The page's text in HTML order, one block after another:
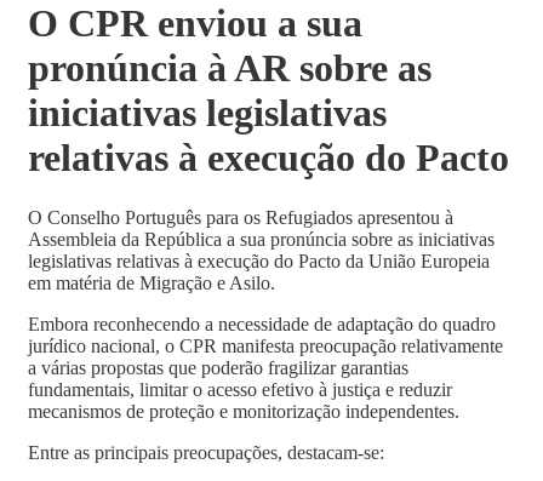
O CPR enviou a sua
pronúncia à AR sobre as
iniciativas legislativas
relativas à execução do Pacto
O Conselho Português para os Refugiados apresentou à
Assembleia da República a sua pronúncia sobre as iniciativas
legislativas relativas à execução do Pacto da União Europeia
em matéria de Migração e Asilo.
Embora reconhecendo a necessidade de adaptação do quadro
jurídico nacional, o CPR manifesta preocupação relativamente
a várias propostas que poderão fragilizar garantias
fundamentais, limitar o acesso efetivo à justiça e reduzir
mecanismos de proteção e monitorização independentes.
Entre as principais preocupações, destacam-se: